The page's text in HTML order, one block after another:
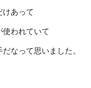
けあって
使われていて
なって思いました。